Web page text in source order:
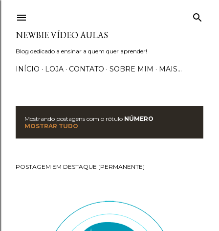
NEWBIE VÍDEO AULAS
Blog dedicado a ensinar a quem quer aprender!
INÍCIO LOJA CONTATO SOBRE MIM MAIS…
s
Mostrando postagens com o rótulo NÚMERO
MOSTRAR TUDO
POSTAGEM EM DESTAQUE [PERMANENTE]